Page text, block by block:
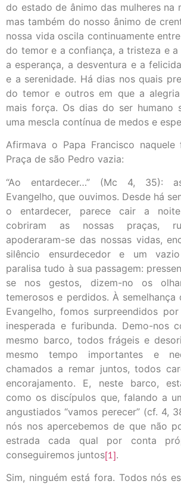
do estado de ânimo das mulheres na
mas também do nosso ânimo de
nossa vida oscila continuamente
do temor e a confiança, a tristeza e
a esperança, a desventura e a
e a serenidade. Há dias nos quais
do temor e outros em que a
mais força. Os dias do ser humano
uma mescla contínua de medos e
Afirmava o Papa Francisco
Praça de são Pedro vazia:
“Ao entardecer…” (Mc 4, 35):
Evangelho, que ouvimos. Desde há
o entardecer, parece cair a
cobriram as nossas praças,
apoderaram-se das nossas vidas,
silêncio ensurdecedor e um
paralisa tudo à sua passagem:
se nos gestos, dizem-no os
temerosos e perdidos. À
Evangelho, fomos surpreendidos
inesperada e furibunda. Demo-nos
mesmo barco, todos frágeis e
mesmo tempo importantes e
chamados a remar juntos, todos
encorajamento. E, neste barco,
como os discípulos que, falando a
angustiados “vamos perecer” (cf. 4,
nós nos apercebemos de que não
estrada cada qual por conta
conseguiremos juntos[1].
Sim, ninguém está fora. Todos nós